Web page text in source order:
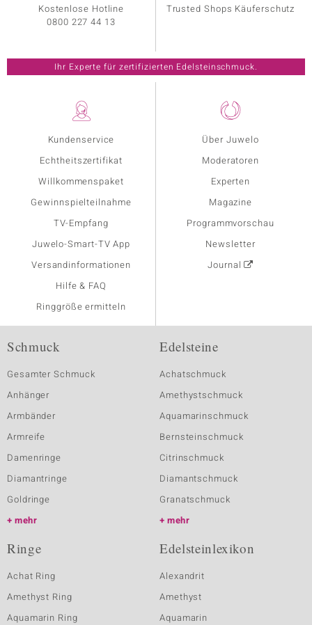
Kundenservice
Echtheitszertifikat
Willkommenspaket
Gewinnspielteilnahme
TV-Empfang
Juwelo-Smart-TV App
Versandinformationen
Hilfe & FAQ
Ringgröße ermitteln
Über Juwelo
Moderatoren
Experten
Magazine
Programmvorschau
Newsletter
Journal
Kostenlose Hotline
0800 227 44 13
Trusted Shops Käuferschutz
Ihr Experte für zertifizierten Edelsteinschmuck.
Schmuck
Gesamter Schmuck
Anhänger
Armbänder
Armreife
Damenringe
Diamantringe
Goldringe
mehr
Edelsteine
Achatschmuck
Amethystschmuck
Aquamarinschmuck
Bernsteinschmuck
Citrinschmuck
Diamantschmuck
Granatschmuck
mehr
Ringe
Achat Ring
Amethyst Ring
Aquamarin Ring
Edelsteinlexikon
Alexandrit
Amethyst
Aquamarin